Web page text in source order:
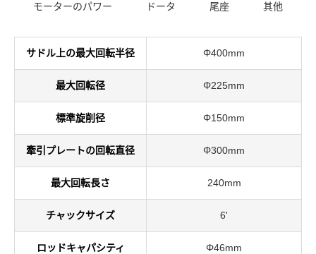
モーターのパワー ドータ 尾座 其他
サドル上の最大回転半径 Φ400mm
最大回転径 Φ225mm
標準旋削径 Φ150mm
牽引プレートの回転直径 Φ300mm
最大回転長さ 240mm
チャックサイズ 6'
ロッドキャパシティ Φ46mm